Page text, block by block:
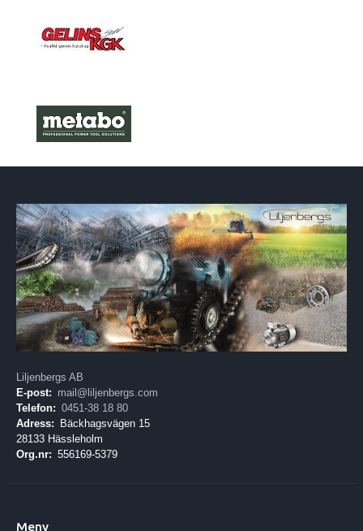
Liljenbergs AB
E-post: mail@liljenbergs.com
Telefon: 0451-38 18 80
Adress:
Bäckhagsvägen 15
28133 Hässleholm
Org.nr: 556169-5379
Meny